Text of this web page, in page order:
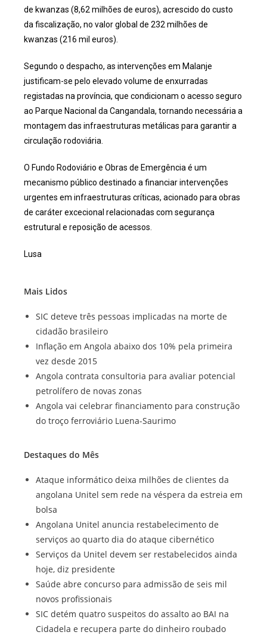
de kwanzas (8,62 milhões de euros), acrescido do custo
da fiscalização, no valor global de 232 milhões de
kwanzas (216 mil euros).
Segundo o despacho, as intervenções em Malanje
justificam-se pelo elevado volume de enxurradas
registadas na província, que condicionam o acesso seguro
ao Parque Nacional da Cangandala, tornando necessária a
montagem das infraestruturas metálicas para garantir a
circulação rodoviária.
O Fundo Rodoviário e Obras de Emergência é um
mecanismo público destinado a financiar intervenções
urgentes em infraestruturas críticas, acionado para obras
de caráter excecional relacionadas com segurança
estrutural e reposição de acessos.
Lusa
Mais Lidos
SIC deteve três pessoas implicadas na morte de
cidadão brasileiro
Inflação em Angola abaixo dos 10% pela primeira
vez desde 2015
Angola contrata consultoria para avaliar potencial
petrolífero de novas zonas
Angola vai celebrar financiamento para construção
do troço ferroviário Luena-Saurimo
Destaques do Mês
Ataque informático deixa milhões de clientes da
angolana Unitel sem rede na véspera da estreia em
bolsa
Angolana Unitel anuncia restabelecimento de
serviços ao quarto dia do ataque cibernético
Serviços da Unitel devem ser restabelecidos ainda
hoje, diz presidente
Saúde abre concurso para admissão de seis mil
novos profissionais
SIC detém quatro suspeitos do assalto ao BAI na
Cidadela e recupera parte do dinheiro roubado